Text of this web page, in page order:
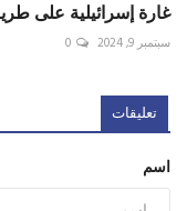
غارة إسرائيلية على
سبتمبر 9, 2024 0
تعليقات
اسم